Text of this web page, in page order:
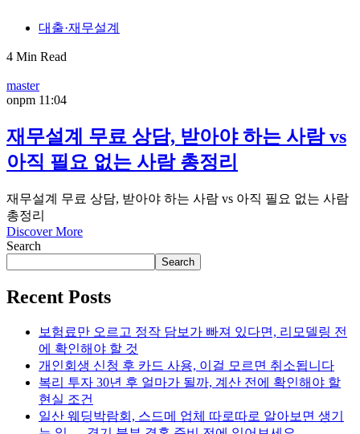
대출·재무설계
4 Min Read
master
onpm 11:04
재무설계 무료 상담, 받아야 하는 사람 vs
아직 필요 없는 사람 총정리
재무설계 무료 상담, 받아야 하는 사람 vs 아직 필요 없는 사람
총정리
Discover More
Search
Search
Recent Posts
보험료만 오르고 정작 담보가 빠져 있다면, 리모델링 전
에 확인해야 할 것
개인회생 신청 후 카드 사용, 이걸 모르면 취소됩니다
복리 투자 30년 후 얼마가 될까, 계산 전에 확인해야 할
현실 조건
일산 웨딩박람회, 스드메 업체 따로따로 알아보면 생기